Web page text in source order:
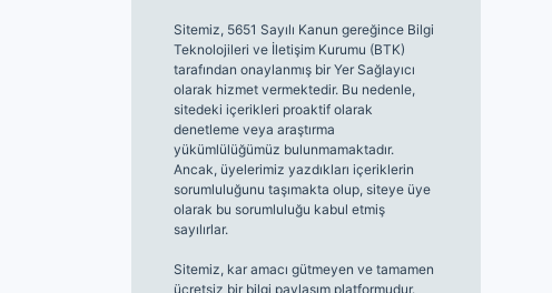
Sitemiz, 5651 Sayılı Kanun gereğince Bilgi
Teknolojileri ve İletişim Kurumu (BTK)
tarafından onaylanmış bir Yer Sağlayıcı
olarak hizmet vermektedir. Bu nedenle,
sitedeki içerikleri proaktif olarak
denetleme veya araştırma
yükümlülüğümüz bulunmamaktadır.
Ancak, üyelerimiz yazdıkları içeriklerin
sorumluluğunu taşımakta olup, siteye üye
olarak bu sorumluluğu kabul etmiş
sayılırlar.
Sitemiz, kar amacı gütmeyen ve tamamen
ücretsiz bir bilgi paylaşım platformudur.